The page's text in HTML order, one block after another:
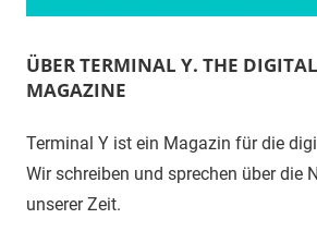
ÜBER TERMINAL Y. THE
MAGAZINE
Terminal Y ist ein Magazin für die
Wir schreiben und sprechen über die
unserer Zeit.